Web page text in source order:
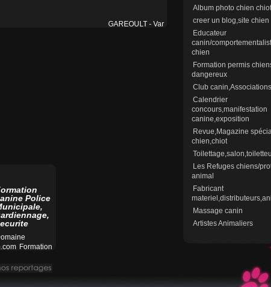
Album photo chien chiot
creer un blog,site chien
Educateur
canin/
chien
Formation permis
dangereux
Club
Calendrier
concours,manifestation
canine,exposition
Revue,Magazine
chien,chiot
Les Refuges chiens/
animal
Fabricant
Massage canin
Artistes Animaliers
GAREOULT - Var
Police
Formation